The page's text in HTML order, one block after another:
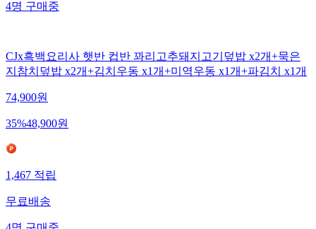
4명구매중
CJx흑백요리사 햇반 컵반 꽈리고추돼지고기덮밥 x2개+묵은
지참치덮밥 x2개+김치우동 x1개+미역우동 x1개+파김치 x1개
74,900원
35%48,900원
1,467적립
무료배송